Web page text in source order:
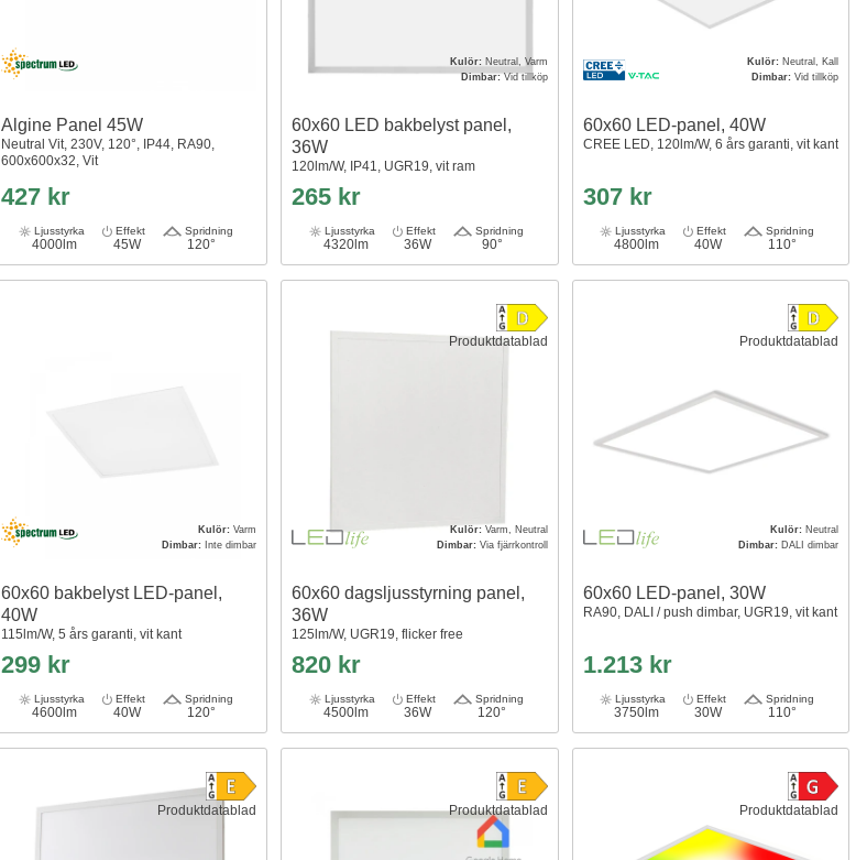
Algine Panel 45W
Neutral Vit, 230V, 120°, IP44, RA90,
600x600x32, Vit
427 kr
Ljusstyrka
4000lm
Effekt
45W
Spridning
120°
Kulör: Neutral, Varm
Dimbar:Vid tillköp
60x60 LED bakbelyst panel,
36W
120lm/W, IP41, UGR19, vit ram
265 kr
Ljusstyrka
4320lm
Effekt
36W
Spridning
90°
Kulör: Neutral, Kall
Dimbar: Vid tillköp
60x60 LED-panel, 40W
CREE LED, 120lm/W, 6 års garanti, vit kant
307 kr
Ljusstyrka
4800lm
Effekt
40W
Spridning
110°
Kulör:Varm
Dimbar:Inte dimbar
60x60 bakbelyst LED-panel,
40W
115lm/W, 5 års garanti, vit kant
299 kr
Ljusstyrka
4600lm
Effekt
40W
Spridning
120°
Produktdatablad
Kulör: Varm, Neutral
Dimbar: Via fjärrkontroll
60x60 dagsljusstyrning panel,
36W
125lm/W, UGR19, flicker free
820 kr
Ljusstyrka
4500lm
Effekt
36W
Spridning
120°
Produktdatablad
Kulör: Neutral
Dimbar: DALI dimbar
60x60 LED-panel, 30W
RA90, DALI / push dimbar, UGR19, vit kant
1.213 kr
Ljusstyrka
3750lm
Effekt
30W
Spridning
110°
Produktdatablad Produktdatablad Produktdatablad